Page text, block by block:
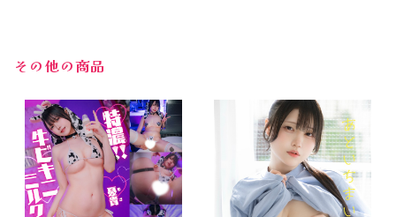
その他の商品